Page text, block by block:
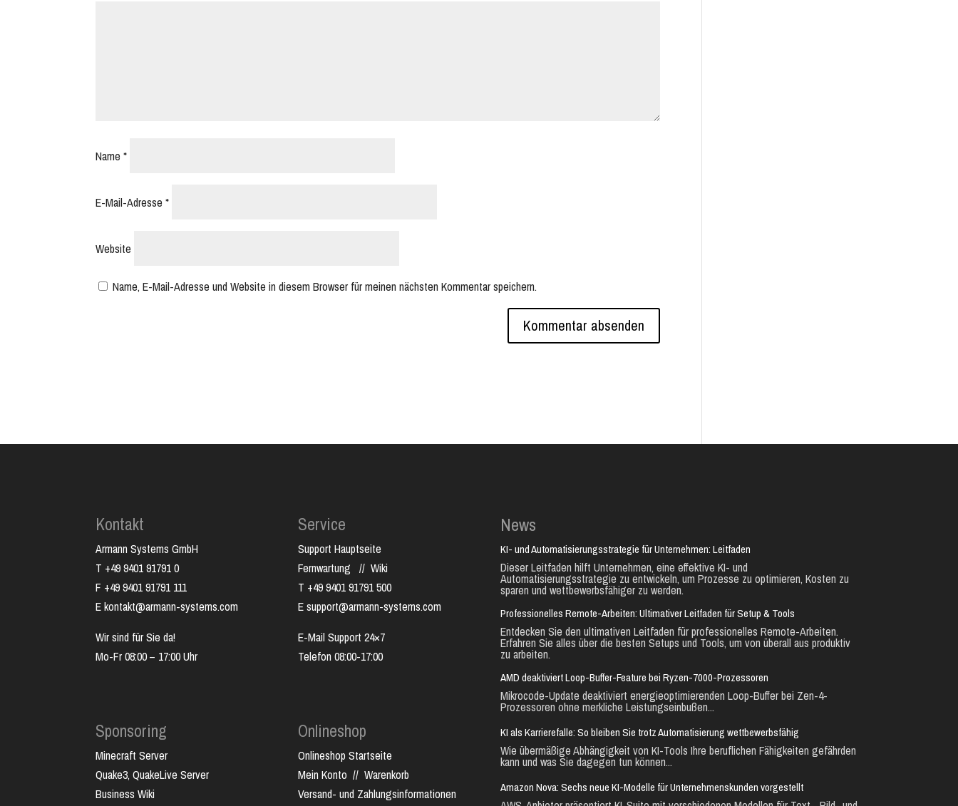
Name*
E-Mail-Adresse*
Website
Name, E-Mail-Adresse und Website in diesem Browser für meinen nächsten Kommentar speichern.
Kontakt
Armann Systems GmbH
T +49 9401 91791 0
F +49 9401 91791 111
E kontakt@armann-systems.com
Wir sind für Sie da!
Mo-Fr 08:00 – 17:00 Uhr
Sponsoring
Minecraft Server
Quake3, QuakeLive Server
Business Wiki
Service
Support Hauptseite
Fernwartung // Wiki
T +49 9401 91791 500
E support@armann-systems.com
E-Mail Support 24×7
Telefon 08:00-17:00
Onlineshop
Onlineshop Startseite
Mein Konto // Warenkorb
Versand- und Zahlungsinformationen
News
KI- und Automatisierungsstrategie für Unternehmen: Leitfaden
Dieser Leitfaden hilft Unternehmen, eine effektive KI- und
Automatisierungsstrategie zu entwickeln, um Prozesse zu optimieren, Kosten zu
sparen und wettbewerbsfähiger zu werden.
Professionelles Remote-Arbeiten: Ultimativer Leitfaden für Setup & Tools
Entdecken Sie den ultimativen Leitfaden für professionelles Remote-Arbeiten.
Erfahren Sie alles über die besten Setups und Tools, um von überall aus produktiv
zu arbeiten.
AMD deaktiviert Loop-Buffer-Feature bei Ryzen-7000-Prozessoren
Mikrocode-Update deaktiviert energieoptimierenden Loop-Buffer bei Zen-4-
Prozessoren ohne merkliche Leistungseinbußen...
KI als Karrierefalle: So bleiben Sie trotz Automatisierung wettbewerbsfähig
Wie übermäßige Abhängigkeit von KI-Tools Ihre beruflichen Fähigkeiten gefährden
kann und was Sie dagegen tun können...
Amazon Nova: Sechs neue KI-Modelle für Unternehmenskunden vorgestellt